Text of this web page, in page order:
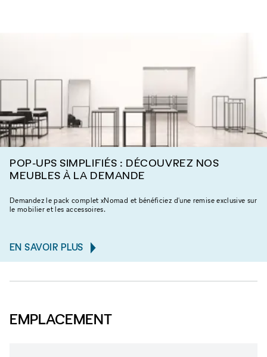
POP-UPS SIMPLIFIÉS : DÉCOUVREZ NOS
MEUBLES À LA DEMANDE
Demandez le pack complet xNomad et bénéficiez d'une remise exclusive sur
le mobilier et les accessoires.
EN SAVOIR PLUS
EMPLACEMENT